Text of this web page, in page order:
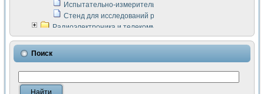
Испытательно-измерительный комплекс аппаратуры для
Стенд для исследований рабочих процессов ДВС в
Радиоэлектроника и телекоммуникации
LabVIEW в расчетах радиолиний систем передачи данных
Аппаратно-программный комплекс для исследования
Виртуальный лабораторный стенд для исследования
Измерение шумовых параметров операционных
Измерительный преобразователь на основе цифровой
Поиск